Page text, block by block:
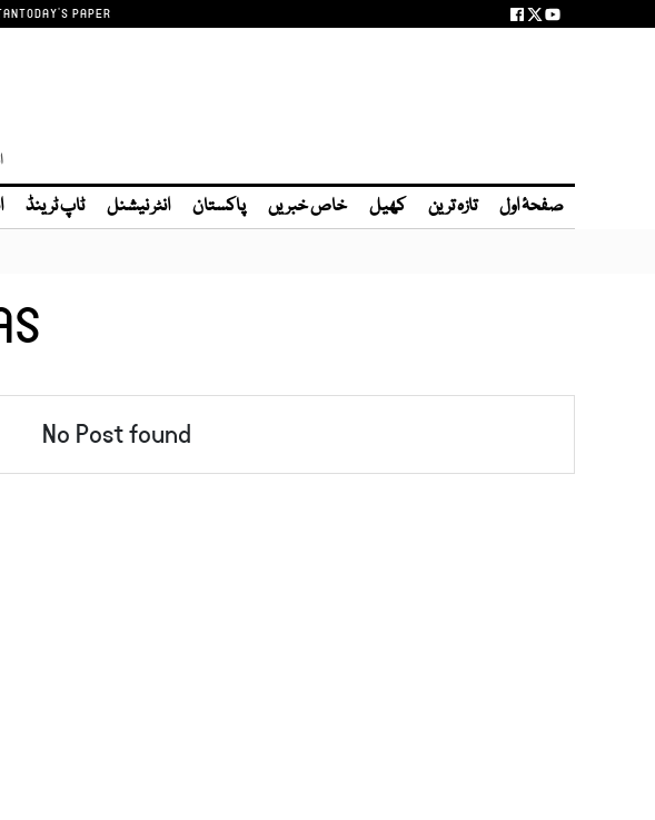
TODAY'S PAPER
صفحۂ اول تازہ ترین کھیل خاص خبریں پاکستان انٹر نیشنل ٹاپ ٹرینڈ
No Post found